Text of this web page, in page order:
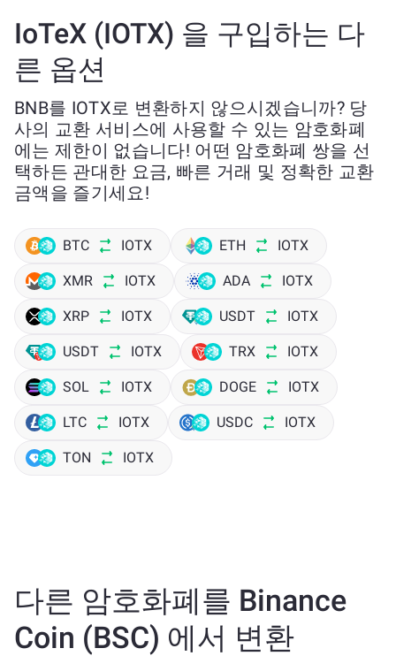
IoTeX (IOTX) 을 구입하는 다
른 옵션
BNB를 IOTX로 변환하지 않으시겠습니까? 당
사의 교환 서비스에 사용할 수 있는 암호화폐
에는 제한이 없습니다! 어떤 암호화폐 쌍을 선
택하든 관대한 요금, 빠른 거래 및 정확한 교환
금액을 즐기세요!
BTC IOTX ETH IOTX
XMR IOTX ADA IOTX
XRP IOTX USDT IOTX
USDT IOTX TRX IOTX
SOL IOTX DOGE IOTX
LTC IOTX USDC IOTX
TON IOTX
다른 암호화폐를 Binance
Coin (BSC) 에서 변환